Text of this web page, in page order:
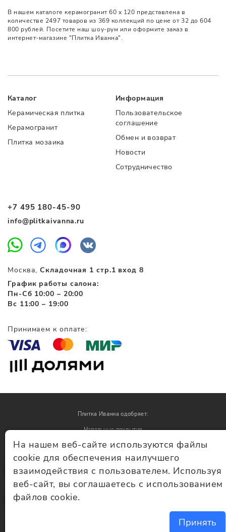
В нашем каталоге керамогранит 60 x 120 представлена в
количестве 2497 товаров из 369 коллекций по цене от 32 до 604
800 рублей. Посетите наш шоу-рум или оформите заказ в
интернет-магазине "Плитка Иванна".
+7 495 180-45-90
info@plitkaivanna.ru
Москва,Складочная 1 стр.1 вход 8
График работы салона:
Пн-Сб 10:00 – 20:00
Вс 11:00 – 19:00
Каталог
Керамическая плитка
Керамогранит
Плитка мозаика
Информация
Пользовательское
соглашение
Обмен и возврат
Новости
Сотрудничество
Принимаем к оплате:
© Плитка Иванна 2026 - плитка и керамогранит
Плитка Иванна одобряет:
Напольные покрытия
Обои
На нашем веб-сайте используются файлы
cookie для обеспечения наилучшего
взаимодействия с пользователем. Используя
веб-сайт, вы соглашаетесь с использованием
файлов cookie.
Принять